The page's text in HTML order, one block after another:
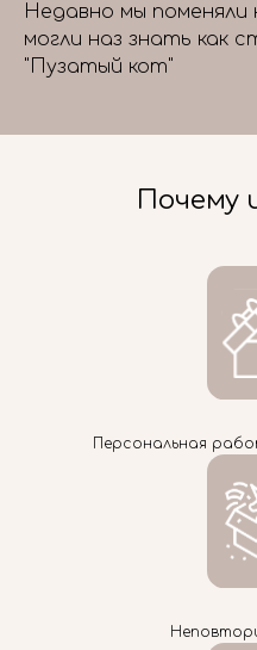
Недавно мы поменяли
могли наз знать как
"Пузатый кот"
Почему
Персональная